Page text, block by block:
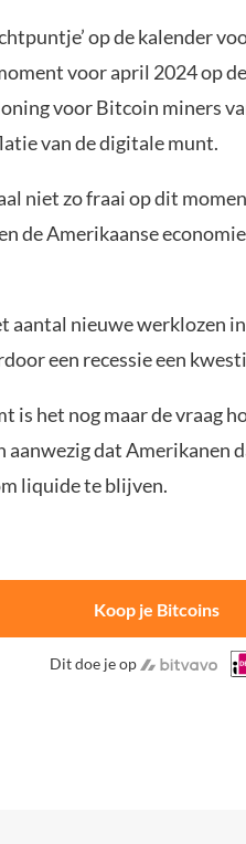
op de kalender
voor april 2024 op
voor Bitcoin miners
van de digitale munt.
niet zo fraai op dit
de Amerikaanse
aantal nieuwe werklozen
een recessie een
is het nog maar de vraag
aanwezig dat Amerikanen
liquide te blijven.
Koop je Bitcoins
Dit doe je op